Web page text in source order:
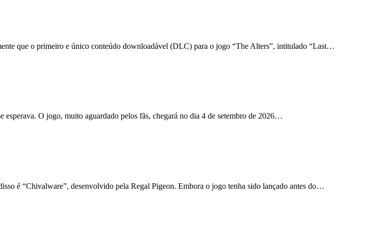
que o primeiro e único conteúdo downloadável (DLC) para o jogo “The Alters”, intitulado “Last…
O jogo, muito aguardado pelos fãs, chegará no dia 4 de setembro de 2026…
é “Chivalware”, desenvolvido pela Regal Pigeon. Embora o jogo tenha sido lançado antes do…